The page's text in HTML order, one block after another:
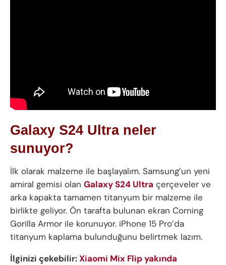
Galaxy S24 Ultra neler
sunuyor?
İlk olarak malzeme ile başlayalım. Samsung’un yeni
amiral gemisi olan Galaxy S24 Ultra çerçeveler ve
arka kapakta tamamen titanyum bir malzeme ile
birlikte geliyor. Ön tarafta bulunan ekran Corning
Gorilla Armor ile korunuyor. iPhone 15 Pro’da
titanyum kaplama bulunduğunu belirtmek lazım.
İlginizi çekebilir:Xiaomi Mix Flip yakında